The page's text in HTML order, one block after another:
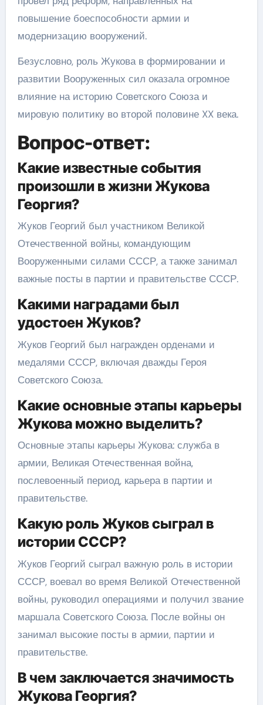
повышение боеспособности армии и
модернизацию вооружений.
Безусловно, роль Жукова в формировании и
развитии Вооруженных сил оказала огромное
влияние на историю Советского Союза и
мировую политику во второй половине XX века.
Вопрос-ответ:
Какие известные события
произошли в жизни Жукова
Георгия?
Жуков Георгий был участником Великой
Отечественной войны, командующим
Вооруженными силами СССР, а также занимал
важные посты в партии и правительстве СССР.
Какими наградами был
удостоен Жуков?
Жуков Георгий был награжден орденами и
медалями СССР, включая дважды Героя
Советского Союза.
Какие основные этапы карьеры
Жукова можно выделить?
Основные этапы карьеры Жукова: служба в
армии, Великая Отечественная война,
послевоенный период, карьера в партии и
правительстве.
Какую роль Жуков сыграл в
истории СССР?
Жуков Георгий сыграл важную роль в истории
СССР, воевал во время Великой Отечественной
войны, руководил операциями и получил звание
маршала Советского Союза. После войны он
занимал высокие посты в армии, партии и
правительстве.
В чем заключается значимость
Жукова Георгия?